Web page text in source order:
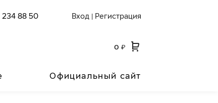
88 50 Вход Регистрация
0 ₽
Официальный сайт